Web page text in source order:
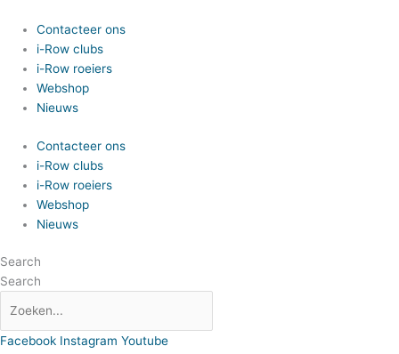
naar
inhoud
Contacteer ons
i-Row clubs
i-Row roeiers
Webshop
Nieuws
Contacteer ons
i-Row clubs
i-Row roeiers
Webshop
Nieuws
Search
Search
Facebook Instagram Youtube